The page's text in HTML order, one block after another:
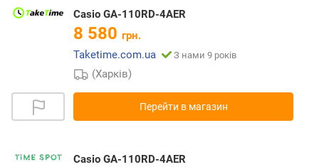
Casio GA-110RD-4AER
8 580 грн.
Taketime.com.ua
З нами 9 років
(Харків)
Перейти в магазин
Casio GA-110RD-4AER